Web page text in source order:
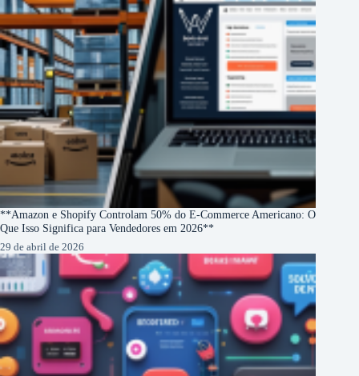
**Amazon e Shopify Controlam 50% do E-Commerce Americano: O
Que Isso Significa para Vendedores em 2026**
29 de abril de 2026